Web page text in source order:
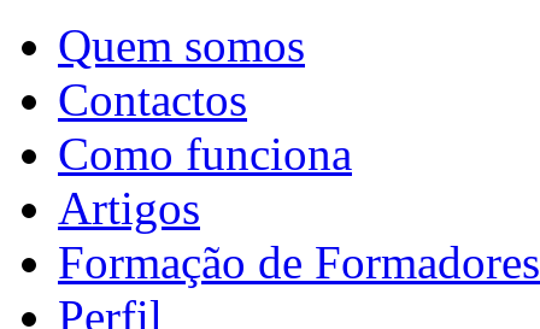
Quem somos
Contactos
Como funciona
Artigos
Formação de Formadores
Perfil